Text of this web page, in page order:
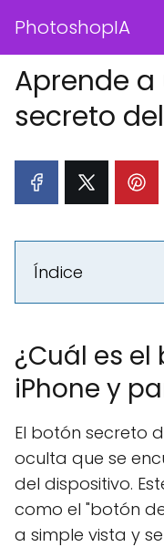
PhotoshopIA
Aprende
secreto
Índice
¿Cuál es
iPhone y
El botón secreto
oculta que se
del dispositivo.
como el "botón
a simple vista y